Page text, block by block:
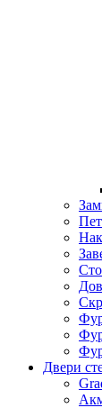
Двери